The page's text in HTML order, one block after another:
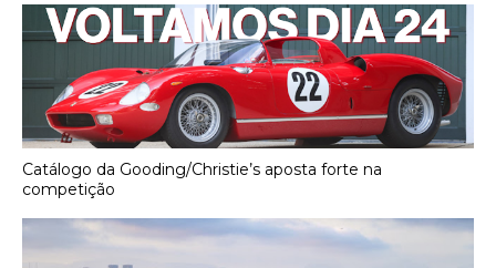
Catálogo da Gooding/Christie’s aposta forte na
competição